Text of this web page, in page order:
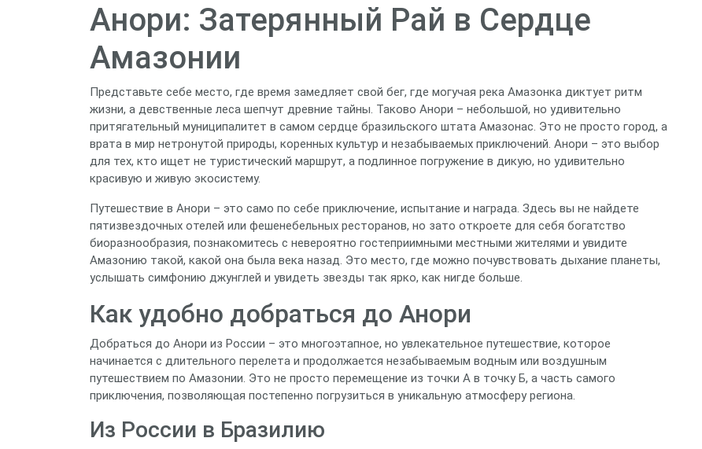
Анори: Затерянный Рай в Сердце
Амазонии
Представьте себе место, где время замедляет свой бег, где могучая река Амазонка диктует ритм
жизни, а девственные леса шепчут древние тайны. Таково Анори – небольшой, но удивительно
притягательный муниципалитет в самом сердце бразильского штата Амазонас. Это не просто город, а
врата в мир нетронутой природы, коренных культур и незабываемых приключений. Анори – это выбор
для тех, кто ищет не туристический маршрут, а подлинное погружение в дикую, но удивительно
красивую и живую экосистему.
Путешествие в Анори – это само по себе приключение, испытание и награда. Здесь вы не найдете
пятизвездочных отелей или фешенебельных ресторанов, но зато откроете для себя богатство
биоразнообразия, познакомитесь с невероятно гостеприимными местными жителями и увидите
Амазонию такой, какой она была века назад. Это место, где можно почувствовать дыхание планеты,
услышать симфонию джунглей и увидеть звезды так ярко, как нигде больше.
Как удобно добраться до Анори
Добраться до Анори из России – это многоэтапное, но увлекательное путешествие, которое
начинается с длительного перелета и продолжается незабываемым водным или воздушным
путешествием по Амазонии. Это не просто перемещение из точки А в точку Б, а часть самого
приключения, позволяющая постепенно погрузиться в уникальную атмосферу региона.
Из России в Бразилию